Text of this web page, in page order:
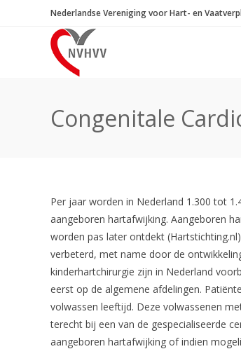
Nederlandse Vereniging voor Hart- en
Congenitale
Per jaar worden in Nederland 1.300 tot
aangeboren hartafwijking. Aangeboren
worden pas later ontdekt
verbeterd, met name door de
kinderhartchirurgie zijn in Nederland
eerst op de algemene afdelingen.
volwassen leeftijd. Deze volwassenen
terecht bij een van de gespecialiseerde
aangeboren hartafwijking of indien